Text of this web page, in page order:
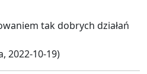
tak dobrych działań
2022-10-19)